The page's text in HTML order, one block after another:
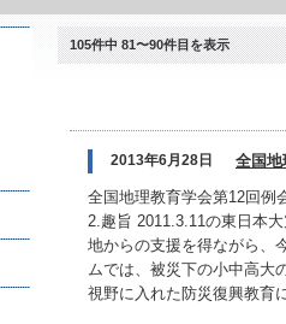
105件中 81〜90件目を表示
2013年6月28日
全国地
全国地理教育学会第12回例
2.趣旨 2011.3.11の東日本
地からの支援を得ながら、
ムでは、被災下の小中高大
視野に入れた防災復興教育